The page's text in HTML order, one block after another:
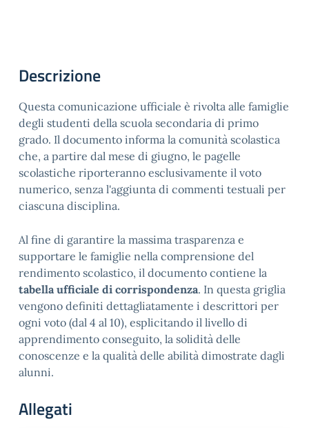
Descrizione
Questa comunicazione ufficiale è rivolta alle famiglie
degli studenti della scuola secondaria di primo
grado. Il documento informa la comunità scolastica
che, a partire dal mese di giugno, le pagelle
scolastiche riporteranno esclusivamente il voto
numerico, senza l'aggiunta di commenti testuali per
ciascuna disciplina.
Al fine di garantire la massima trasparenza e
supportare le famiglie nella comprensione del
rendimento scolastico, il documento contiene la
tabella ufficiale di corrispondenza. In questa griglia
vengono definiti dettagliatamente i descrittori per
ogni voto (dal 4 al 10), esplicitando il livello di
apprendimento conseguito, la solidità delle
conoscenze e la qualità delle abilità dimostrate dagli
alunni.
Allegati